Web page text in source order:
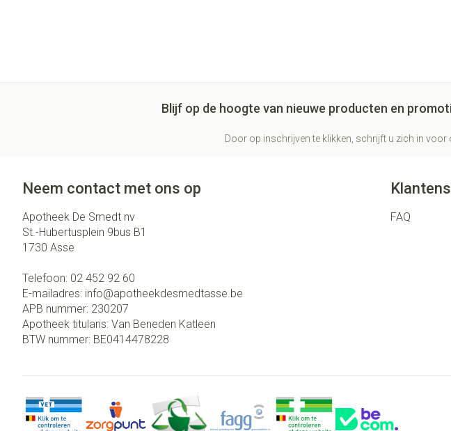
Blijf op de hoogte van nieuwe producten en
Door op inschrijven te klikken, schrijft u zich in
Neem contact met ons op
Apotheek De Smedt nv
St.-Hubertusplein 9bus B1
1730 Asse
Telefoon: 02 452 92 60
E-mailadres: info@apotheekdesmedtasse.be
APB nummer: 230207
Apotheek titularis: Van Beneden Katleen
BTW nummer: BE0414478228
FAQ